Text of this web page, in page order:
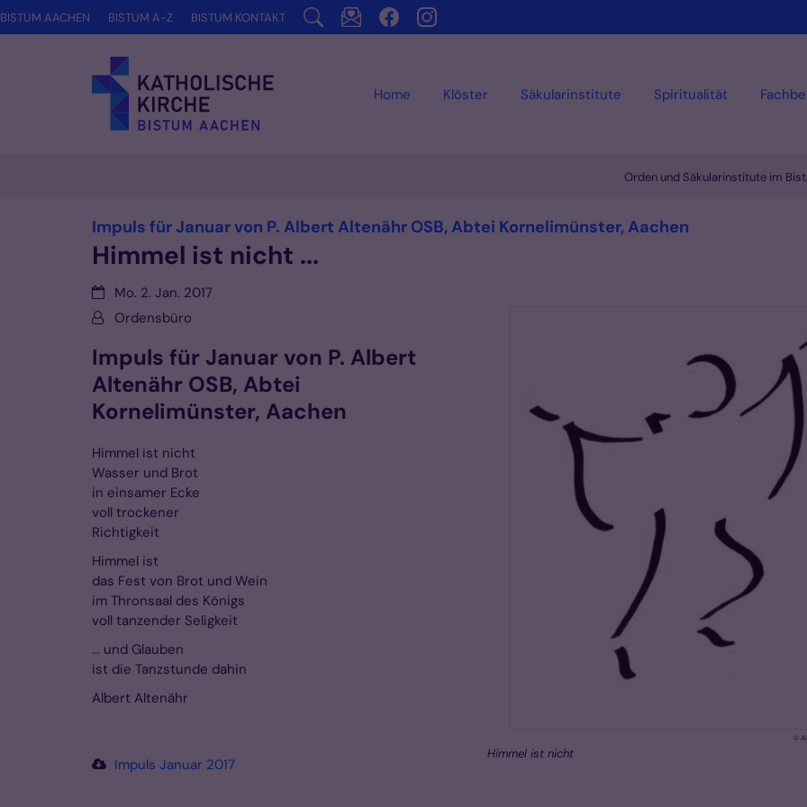
Zum Inhalt springen
Home Klöster Säkularinstitute Spiritualität
BISTUM AACHEN BISTUM A-Z BISTUM KONTAKT
Orden und Säkularinstitute im
Impuls für Januar von P. Albert Altenähr OSB, Abtei Kornelimünster, Aachen
Himmel ist nicht ...
©
Himmel ist nicht
Datum:Mo. 2. Jan. 2017
Von:Ordensbüro
Impuls für Januar von P. Albert
Altenähr OSB, Abtei
Kornelimünster, Aachen
Himmel ist nicht
Wasser und Brot
in einsamer Ecke
voll trockener
Richtigkeit
Himmel ist
das Fest von Brot und Wein
im Thronsaal des Königs
voll tanzender Seligkeit
... und Glauben
ist die Tanzstunde dahin
Albert Altenähr
Impuls Januar 2017